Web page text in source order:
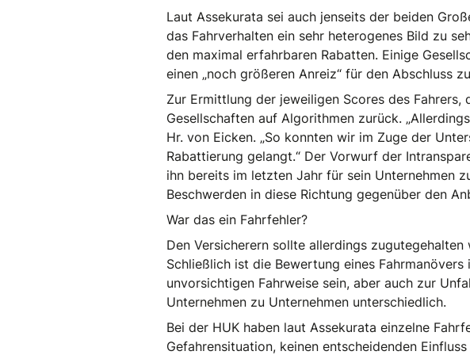
Laut Assekurata sei auch jenseits der beiden
das Fahrverhalten ein sehr heterogenes Bild zu
den maximal erfahrbaren Rabatten. Einige
einen „noch größeren Anreiz“ für den Abschluss
Zur Ermittlung der jeweiligen Scores des
Gesellschaften auf Algorithmen zurück.
Hr. von Eicken. „So konnten wir im Zuge der
Rabattierung gelangt.“ Der Vorwurf der
ihn bereits im letzten Jahr für sein Unternehmen
Beschwerden in diese Richtung gegenüber den
War das ein Fahrfehler?
Den Versicherern sollte allerdings
Schließlich ist die Bewertung eines
unvorsichtigen Fahrweise sein, aber auch zur
Unternehmen zu Unternehmen unterschiedlich.
Bei der HUK haben laut Assekurata einzelne
Gefahrensituation, keinen entscheidenden